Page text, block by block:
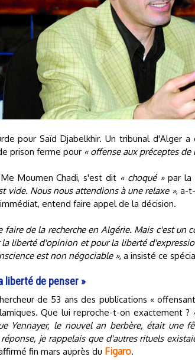
pour Saïd Djabelkhir. Un tribunal d'Alger a
prison ferme pour « offense aux préceptes
Moumen Chadi, s'est dit « choqué »par la
vide. Nous nous attendions à une relaxe », a-
entend faire appel de la décision.
faire de la recherche en Algérie. Mais c'est
la liberté d'opinion et pour la liberté
est non négociable », a insisté ce
liberté de penser »
de 53 ans des publications «
Que lui reproche-t-on exactement ?
Yennayer, le nouvel an berbère, était une
je rappelais que d'autres rituels
fin mars auprès du Figaro.